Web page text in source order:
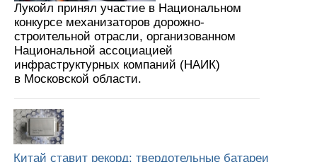
Лукойл принял участие в Национальном
конкурсе механизаторов дорожно-
строительной отрасли, организованном
Национальной ассоциацией
инфраструктурных компаний (НАИК)
в Московской области.
Китай ставит рекорд: твердотельные батареи